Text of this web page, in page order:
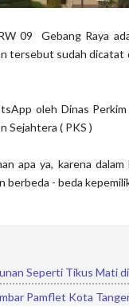
09 Gebang Raya
tersebut sudah
oleh Dinas
Sejahtera ( PKS )
apa ya, karena
berbeda - beda
Seperti Tikus Mati
Pamflet Kota